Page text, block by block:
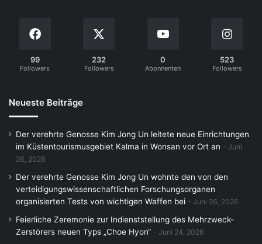
99
Followers
232
Followers
0
Abonnenten
523
Followers
Neueste Beiträge
Der verehrte Genosse Kim Jong Un leitete neue Einrichtungen
im Küstentourismusgebiet Kalma in Wonsan vor Ort an
Juni
26, 2026
Der verehrte Genosse Kim Jong Un wohnte den von den
verteidigungswissenschaftlichen Forschungsorganen
organisierten Tests von wichtigen Waffen bei
Juni 26, 2026
Feierliche Zeremonie zur Indienststellung des Mehrzweck-
Zerstörers neuen Typs „Choe Hyon“
Juni 24, 2026